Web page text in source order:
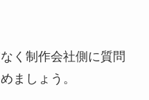
く制作会社側に質問
ましょう。